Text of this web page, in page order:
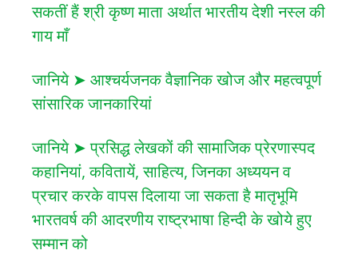
सकतीं हैं श्री कृष्ण माता अर्थात भारतीय देशी नस्ल की
गाय माँ
जानिये ➤ आश्चर्यजनक वैज्ञानिक खोज और महत्वपूर्ण
सांसारिक जानकारियां
जानिये ➤ प्रसिद्ध लेखकों की सामाजिक प्रेरणास्पद
कहानियां, कवितायें, साहित्य, जिनका अध्ययन व
प्रचार करके वापस दिलाया जा सकता है मातृभूमि
भारतवर्ष की आदरणीय राष्ट्रभाषा हिन्दी के खोये हुए
सम्मान को